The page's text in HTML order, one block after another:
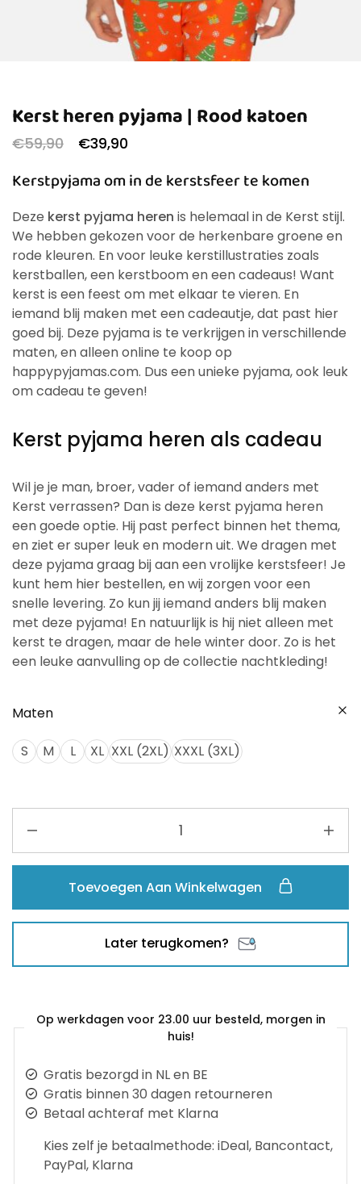
Kerst heren pyjama | Rood katoen
€59,90 €39,90
Kerstpyjama om in de kerstsfeer te komen
Deze kerst pyjama heren is helemaal in de Kerst stijl.
We hebben gekozen voor de herkenbare groene en
rode kleuren. En voor leuke kerstillustraties zoals
kerstballen, een kerstboom en een cadeaus! Want
kerst is een feest om met elkaar te vieren. En
iemand blij maken met een cadeautje, dat past hier
goed bij. Deze pyjama is te verkrijgen in verschillende
maten, en alleen online te koop op
happypyjamas.com. Dus een unieke pyjama, ook leuk
om cadeau te geven!
Kerst pyjama heren als cadeau
Wil je je man, broer, vader of iemand anders met
Kerst verrassen? Dan is deze kerst pyjama heren
een goede optie. Hij past perfect binnen het thema,
en ziet er super leuk en modern uit. We dragen met
deze pyjama graag bij aan een vrolijke kerstsfeer! Je
kunt hem hier bestellen, en wij zorgen voor een
snelle levering. Zo kun jij iemand anders blij maken
met deze pyjama! En natuurlijk is hij niet alleen met
kerst te dragen, maar de hele winter door. Zo is het
een leuke aanvulling op de collectie nachtkleding!
Maten
S M L XL XXL (2XL) XXXL (3XL)
Toevoegen Aan Winkelwagen
Later terugkomen?
Op werkdagen voor 23.00 uur besteld, morgen in
huis!
Gratis bezorgd in NL en BE
Gratis binnen 30 dagen retourneren
Betaal achteraf met Klarna
Kies zelf je betaalmethode: iDeal, Bancontact,
PayPal, Klarna